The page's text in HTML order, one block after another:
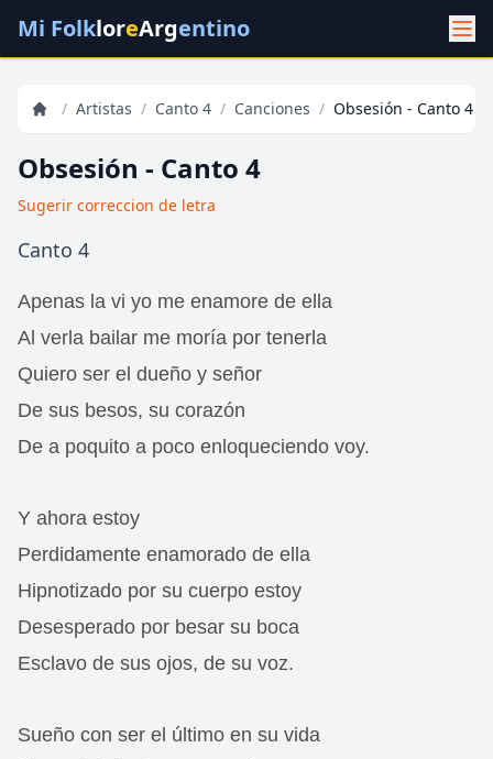
Mi FolkloreArgentino
/ Artistas / Canto 4 / Canciones / Obsesión - Canto 4
Obsesión - Canto 4
Sugerir correccion de letra
Canto 4
Apenas la vi yo me enamore de ella
Al verla bailar me moría por tenerla
Quiero ser el dueño y señor
De sus besos, su corazón
De a poquito a poco enloqueciendo voy.
Y ahora estoy
Perdidamente enamorado de ella
Hipnotizado por su cuerpo estoy
Desesperado por besar su boca
Esclavo de sus ojos, de su voz.
Sueño con ser el último en su vida